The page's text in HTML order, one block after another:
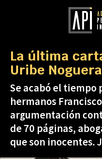
La última
Uribe Noguera
Se acabó el tiempo
hermanos
argumentación
de 70 páginas,
que son inocentes.